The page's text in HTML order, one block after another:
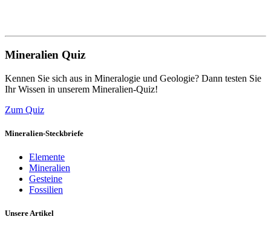
Mineralien Quiz
Kennen Sie sich aus in Mineralogie und Geologie? Dann testen Sie
Ihr Wissen in unserem Mineralien-Quiz!
Zum Quiz
Mineralien-Steckbriefe
Elemente
Mineralien
Gesteine
Fossilien
Unsere Artikel